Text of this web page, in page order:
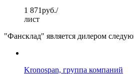
1 871руб./
лист
"Фансклад" является дилером
Kronospan, группа компаний